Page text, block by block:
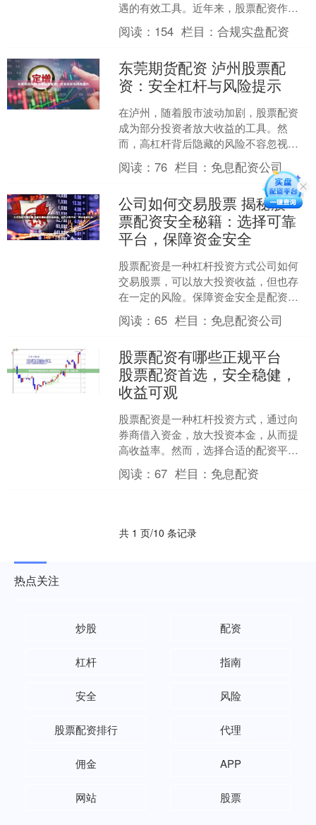
遇的有效工具。近年来，股票配资作为
一种杠杆投资方式股票基本条件，逐渐
进入大众视野。对于龙岩地....
阅读： 154 栏目：合规实盘配资
东莞期货配资 泸州股票配
资：安全杠杆与风险提示
在泸州，随着股市波动加剧，股票配资
成为部分投资者放大收益的工具。然
而，高杠杆背后隐藏的风险不容忽视。
本文将探讨如何在泸州安全使用配资杠
杆，并提示关键风险。 * ....
阅读：76 栏目： 免息配资公司
公司如何交易股票 揭秘股
票配资安全秘籍：选择可靠
平台，保障资金安全
股票配资是一种杠杆投资方式公司如何
交易股票，可以放大投资收益，但也存
在一定的风险。保障资金安全是配资投
资的关键，而选择可靠的配资平台至关
重要。 平台提供灵活的配....
阅读：65 栏目： 免息配资公司
股票配资有哪些正规平台
股票配资首选，安全稳健，
收益可观
股票配资是一种杠杆投资方式，通过向
券商借入资金，放大投资本金，从而提
高收益率。然而，选择合适的配资平台
至关重要，以确保资金安全和收益稳
定。 * **了解杠杆原理....
阅读：67 栏目： 免息配资
共 1 页/10 条记录
热点关注
炒股 配资
杠杆 指南
安全 风险
股票配资排行 代理
佣金 APP
网站 股票